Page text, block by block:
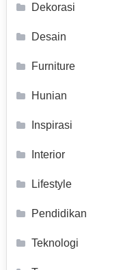
Dekorasi
Desain
Furniture
Hunian
Inspirasi
Interior
Lifestyle
Pendidikan
Teknologi